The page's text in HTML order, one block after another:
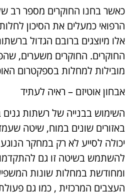
כאשר בחנו החוקרים מספר רב
הרפואי כמעלים את הסיכון
אלו מיוצגים ברובם הגדול
החוקרים. החוקרים משערים,
מובילות למחלות בספקטרום
אבחון אוטיזם – ראיה לעתיד
השימוש בבנייה של רשתות גנים
באזורים שונים במוח, שיטה
יכולה לסייע לא רק במחקר
להשתמש בשיטה זו גם
ומחודשת במחלות שונות
העצבים המרכזית , כמו גם